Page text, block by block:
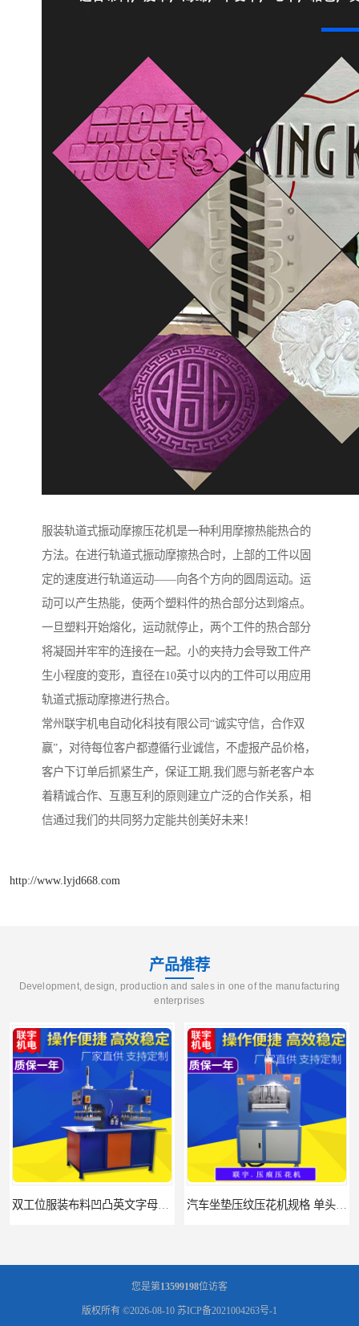
服装轨道式振动摩擦压花机是一种利用摩擦热能热合的
方法。在进行轨道式振动摩擦热合时，上部的工件以固
定的速度进行轨道运动——向各个方向的圆周运动。运
动可以产生热能，使两个塑料件的热合部分达到熔点。
一旦塑料开始熔化，运动就停止，两个工件的热合部分
将凝固并牢牢的连接在一起。小的夹持力会导致工件产
生小程度的变形，直径在10英寸以内的工件可以用应用
轨道式振动摩擦进行热合。
常州联宇机电自动化科技有限公司“诚实守信，合作双
赢”，对待每位客户都遵循行业诚信，不虚报产品价格，
客户下订单后抓紧生产，保证工期,我们愿与新老客户本
着精诚合作、互惠互利的原则建立广泛的合作关系，相
信通过我们的共同努力定能共创美好未来！
http://www.lyjd668.com
产品推荐
Development, design, production and sales in one of the manufacturing
enterprises
双工位服装布料凹凸英文字母压字机找联宇制造厂 汽车坐垫压纹压花机规格 单头大台面凹凸压花机 现货供应
您是第13599198位访客
版权所有 ©2026-08-10 苏ICP备2021004263号-1